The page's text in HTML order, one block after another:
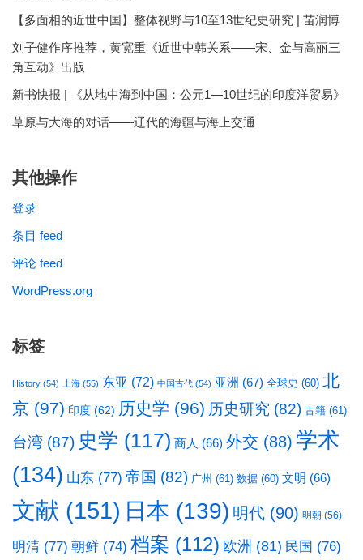
【多面相的近世中国】整体视野与10至13世纪史研究 | 苗润博
刘子健作序推荐，黄宽重《近世中韩关系——宋、金与高丽三
角互动》出版
新书快报 | 《从地中海到中国：公元1—10世纪的印度洋贸易》
草原与大海的对话——辽代的海疆与海上交通
其他操作
登录
条目 feed
评论 feed
WordPress.org
标签
History (54) 上海 (55) 东亚 (72) 中国古代 (54) 亚洲 (67) 全球史 (60) 北
京 (97) 印度 (62) 历史学 (96) 历史研究 (82) 古籍 (61)
台湾 (87) 史学 (117) 商人 (66) 外交 (88) 学术
(134) 山东 (77) 帝国 (82) 广州 (61) 数据 (60) 文明 (66)
文献 (151) 日本 (139) 明代 (90) 明朝 (56)
明清 (77) 朝鲜 (74) 档案 (112) 欧洲 (81) 民国 (76)